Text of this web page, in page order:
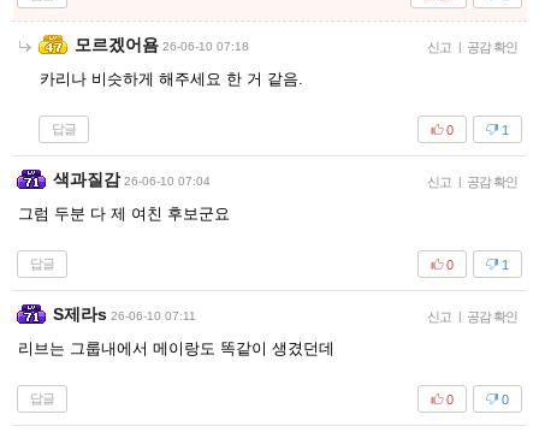
모르겠어욤 26-06-10 07:18 신고 | 공감 확인
카리나 비슷하게 해주세요 한 거 같음.
답글 1
0
색과질감 26-06-10 07:04 신고 | 공감 확인
그럼 두분 다 제 여친 후보군요
답글 1
0
S제라s 26-06-10 07:11 신고 | 공감 확인
리브는 그룹내에서 메이랑도 똑같이 생겼던데
답글 0
0